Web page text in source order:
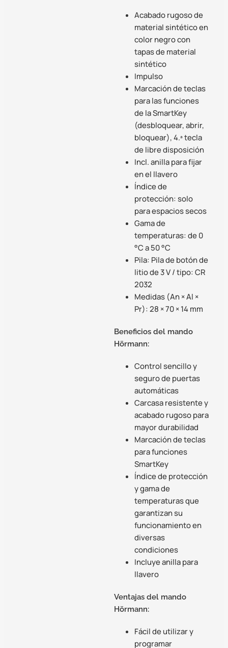
Acabado rugoso de
material sintético en
color negro con
tapas de material
sintético
Impulso
Marcación de teclas
para las funciones
de la SmartKey
(desbloquear, abrir,
bloquear), 4.ª tecla
de libre disposición
Incl. anilla para fijar
en el llavero
Índice de
protección: solo
para espacios secos
Gama de
temperaturas: de 0
°C a 50 °C
Pila: Pila de botón de
litio de 3 V / tipo: CR
2032
Medidas (An × Al ×
Pr): 28 × 70 × 14 mm
Beneficios del mando
Hörmann:
Control sencillo y
seguro de puertas
automáticas
Carcasa resistente y
acabado rugoso para
mayor durabilidad
Marcación de teclas
para funciones
SmartKey
Índice de protección
y gama de
temperaturas que
garantizan su
funcionamiento en
diversas
condiciones
Incluye anilla para
llavero
Ventajas del mando
Hörmann:
Fácil de utilizar y
programar